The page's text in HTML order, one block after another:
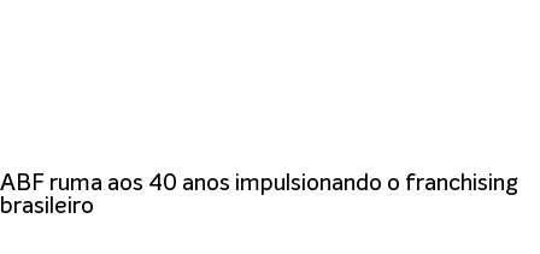
ABF ruma aos 40 anos impulsionando o franchising
brasileiro